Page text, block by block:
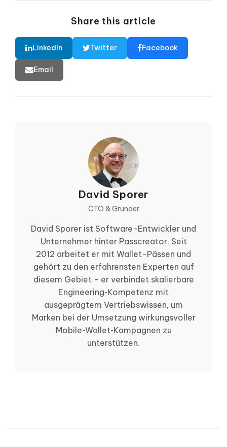
Share this article
LinkedIn Twitter Facebook
Email
David Sporer
CTO & Gründer
David Sporer ist Software-Entwickler und
Unternehmer hinter Passcreator. Seit
2012 arbeitet er mit Wallet-Pässen und
gehört zu den erfahrensten Experten auf
diesem Gebiet - er verbindet skalierbare
Engineering‑Kompetenz mit
ausgeprägtem Vertriebswissen, um
Marken bei der Umsetzung wirkungsvoller
Mobile‑Wallet‑Kampagnen zu
unterstützen.